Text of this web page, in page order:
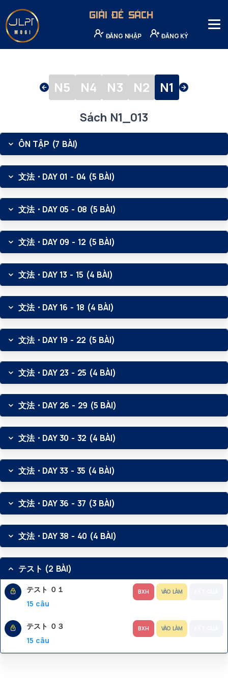
GIẢI ĐỀ SÁCH
ĐĂNG NHẬP ĐĂNG KÝ
N5 N4 N3 N2 N1
Sách N1_013
ÔN TẬP (7 BÀI)
文法・DAY 01 - 04 (5 BÀI)
文法・DAY 05 - 08 (5 BÀI)
文法・DAY 09 - 12 (5 BÀI)
文法・DAY 13 - 15 (4 BÀI)
文法・DAY 16 - 18 (4 BÀI)
文法・DAY 19 - 22 (5 BÀI)
文法・DAY 23 - 25 (4 BÀI)
文法・DAY 26 - 29 (5 BÀI)
文法・DAY 30 - 32 (4 BÀI)
文法・DAY 33 - 35 (4 BÀI)
文法・DAY 36 - 37 (3 BÀI)
文法・DAY 38 - 40 (4 BÀI)
テスト (2 BÀI)
テスト ０１
15 câu
BXH VÀO LÀM
テスト ０３
15 câu
BXH VÀO LÀM